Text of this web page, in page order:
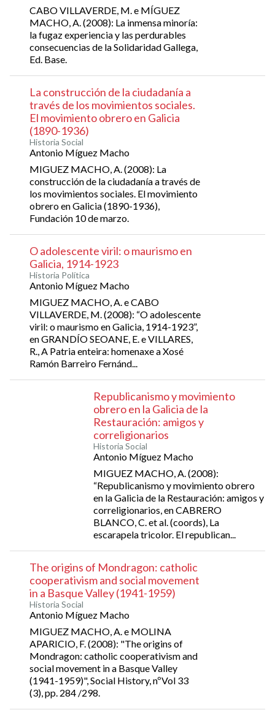
CABO VILLAVERDE, M. e MÍGUEZ
MACHO, A. (2008): La inmensa minoría:
la fugaz experiencia y las perdurables
consecuencias de la Solidaridad Gallega,
Ed. Base.
La construcción de la ciudadanía a
través de los movimientos sociales.
El movimiento obrero en Galicia
(1890-1936)
Historia Social
Antonio Míguez Macho
MIGUEZ MACHO, A. (2008): La
construcción de la ciudadanía a través de
los movimientos sociales. El movimiento
obrero en Galicia (1890-1936),
Fundación 10 de marzo.
O adolescente viril: o maurismo en
Galicia, 1914-1923
Historia Política
Antonio Míguez Macho
MIGUEZ MACHO, A. e CABO
VILLAVERDE, M. (2008): “O adolescente
viril: o maurismo en Galicia, 1914-1923”,
en GRANDÍO SEOANE, E. e VILLARES,
R., A Patria enteira: homenaxe a Xosé
Ramón Barreiro Fernánd...
Republicanismo y movimiento
obrero en la Galicia de la
Restauración: amigos y
correligionarios
Historia Social
Antonio Míguez Macho
MIGUEZ MACHO, A. (2008):
“Republicanismo y movimiento obrero
en la Galicia de la Restauración: amigos y
correligionarios, en CABRERO
BLANCO, C. et al. (coords), La
escarapela tricolor. El republican...
The origins of Mondragon: catholic
cooperativism and social movement
in a Basque Valley (1941-1959)
Historia Social
Antonio Míguez Macho
MIGUEZ MACHO, A. e MOLINA
APARICIO, F. (2008): "The origins of
Mondragon: catholic cooperativism and
social movement in a Basque Valley
(1941-1959)", Social History, nºVol 33
(3), pp. 284 /298.